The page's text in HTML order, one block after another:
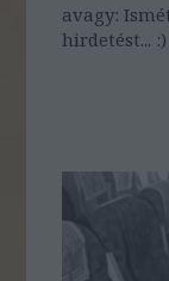
avagy:
hirdetést... :)